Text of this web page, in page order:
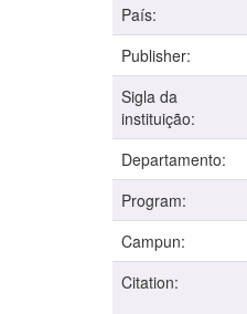
País:
Publisher:
Sigla da
instituição:
Departamento:
Program:
Campun:
Citation: